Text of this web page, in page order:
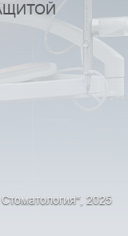
2025
2025